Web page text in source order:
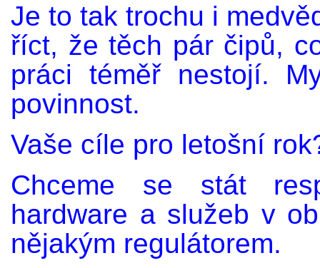
Je to tak trochu i
říct, že těch pár čipů,
práci téměř nestojí.
povinnost.
Vaše cíle pro letošní
Chceme se stát
hardware a služeb v
nějakým regulátorem.